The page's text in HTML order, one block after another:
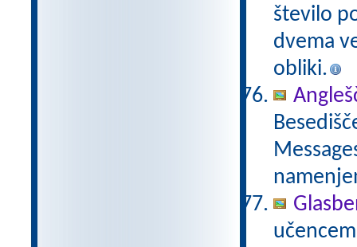
število
dvema
obliki.